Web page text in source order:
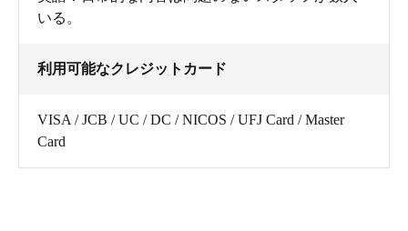
いる。
利用可能なクレジットカード
VISA / JCB / UC / DC / NICOS / UFJ Card / Master
Card